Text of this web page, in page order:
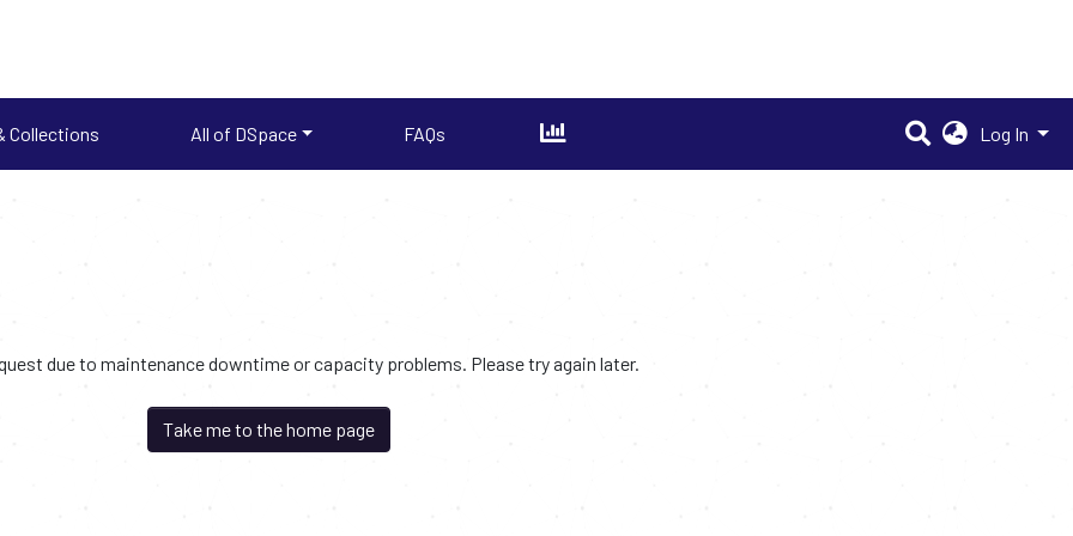
Collections All of DSpace FAQs Log In
due to maintenance downtime or capacity problems. Please try again later.
Take me to the home page